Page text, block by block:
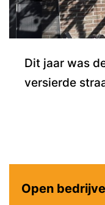
Dit jaar was
versierde
Open